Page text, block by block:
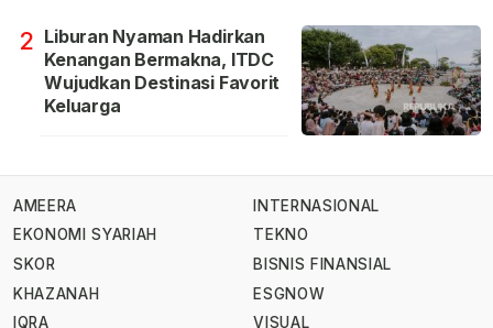
2 Liburan Nyaman Hadirkan
Kenangan Bermakna, ITDC
Wujudkan Destinasi Favorit
Keluarga
AMEERA
EKONOMI SYARIAH
SKOR
KHAZANAH
IQRA
INTERNASIONAL
TEKNO
BISNIS FINANSIAL
ESGNOW
VISUAL